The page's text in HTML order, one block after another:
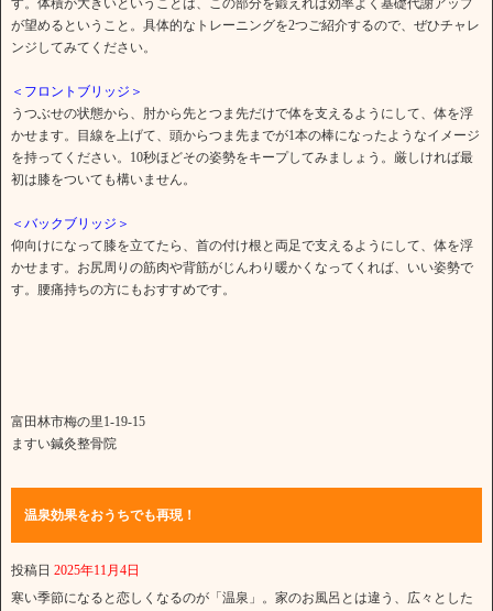
す。体積が大きいということは、この部分を鍛えれば効率よく基礎代謝アップ
が望めるということ。具体的なトレーニングを2つご紹介するので、ぜひチャレ
ンジしてみてください。
＜フロントブリッジ＞
うつぶせの状態から、肘から先とつま先だけで体を支えるようにして、体を浮
かせます。目線を上げて、頭からつま先までが1本の棒になったようなイメージ
を持ってください。10秒ほどその姿勢をキープしてみましょう。厳しければ最
初は膝をついても構いません。
＜バックブリッジ＞
仰向けになって膝を立てたら、首の付け根と両足で支えるようにして、体を浮
かせます。お尻周りの筋肉や背筋がじんわり暖かくなってくれば、いい姿勢で
す。腰痛持ちの方にもおすすめです。
富田林市梅の里1-19-15
ますい鍼灸整骨院
温泉効果をおうちでも再現！
投稿日 2025年11月4日
寒い季節になると恋しくなるのが「温泉」。家のお風呂とは違う、広々とした